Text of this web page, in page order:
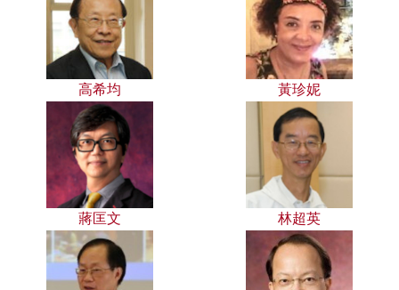
高希均 黃珍妮
蔣匡文 林超英